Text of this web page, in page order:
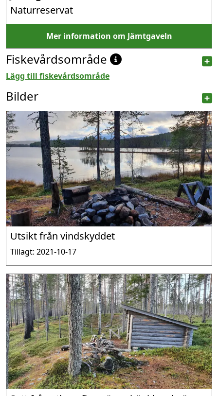
Naturreservat
Mer information om Jämtgaveln
Fiskevårdsområde
Lägg till fiskevårdsområde
Bilder
Utsikt från vindskyddet
Tillagt: 2021-10-17